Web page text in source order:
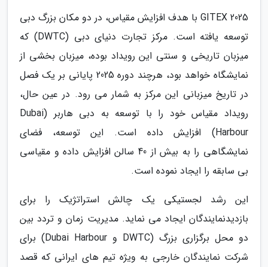
GITEX 2025 با هدف افزایش مقیاس، در دو مکان بزرگ دبی
توسعه یافته است. مرکز تجارت دنیای دبی (DWTC) که
میزبان تاریخی و سنتی این رویداد بوده، میزبان بخشی از
نمایشگاه خواهد بود، هرچند دوره 2025 پایانی بر یک فصل
در تاریخ میزبانی این مرکز به شمار می رود. در عین حال،
رویداد مقیاس خود را با توسعه به دبی هاربر (Dubai
Harbour) افزایش داده است. این توسعه، فضای
نمایشگاهی را به بیش از 40 سالن افزایش داده و مقیاسی
بی سابقه را ایجاد نموده است.
این رشد لجستیکی یک چالش استراتژیک را برای
بازدیدنمایندگان ایجاد می نماید. مدیریت زمان و تردد بین
دو محل برگزاری بزرگ (DWTC و Dubai Harbour) برای
شرکت نمایندگان خارجی به ویژه تیم های ایرانی که قصد